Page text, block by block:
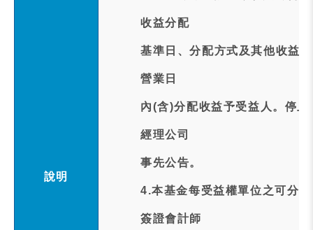
說明
收益分配
基準日、分配方式及其他收益
營業日
內(含)分配收益予受益人。停
經理公司
事先公告。
4.本基金每受益權單位之可分
簽證會計師